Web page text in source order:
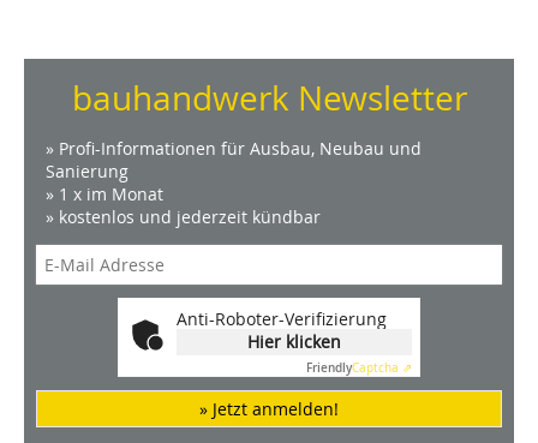
bauhandwerk Newsletter
» Profi-Informationen für Ausbau, Neubau und
Sanierung
» 1 x im Monat
» kostenlos und jederzeit kündbar
Anti-Roboter-Verifizierung
Hier klicken
FriendlyCaptcha ⇗
» Jetzt anmelden!